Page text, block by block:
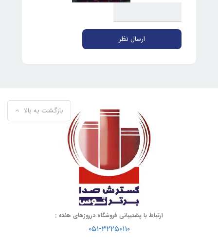
ارسال نظر
بازگشت به بالا
ارتباط با پشتیبانی فروشگاه درروزهای هفته :
۰۵۱-۳۲۲۵۰۱۱۰